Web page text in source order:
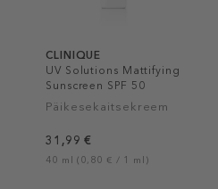
CLINIQUE
UV Solutions Mattifying
Sunscreen SPF 50
Päikesekaitsekreem
31,99 €
40 ml (0,80 € / 1 ml)